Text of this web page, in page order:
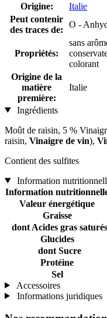
Origine:
Italie
Peut contenir
des traces de:
O -
Propriétés:
sans
colorant
Origine de la
matière
première:
Italie
Ingrédients
Moût de raisin, 5 %
raisin, Vinaigre de vin),
Contient des sulfites
Information
Information
Valeur énergétique
Graisse
dont Acides gras saturés
Glucides
dont Sucre
Protéine
Sel
Accessoires
Informations juridiques